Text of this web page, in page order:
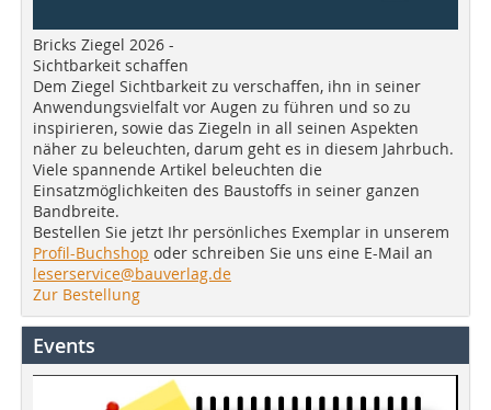
Bricks Ziegel 2026 -
Sichtbarkeit schaffen
Dem Ziegel Sichtbarkeit zu verschaffen, ihn in seiner
Anwendungsvielfalt vor Augen zu führen und so zu
inspirieren, sowie das Ziegeln in all seinen Aspekten
näher zu beleuchten, darum geht es in diesem Jahrbuch.
Viele spannende Artikel beleuchten die
Einsatzmöglichkeiten des Baustoffs in seiner ganzen
Bandbreite.
Bestellen Sie jetzt Ihr persönliches Exemplar in unserem
Profil-Buchshop oder schreiben Sie uns eine E-Mail an
leserservice@bauverlag.de
Zur Bestellung
Events